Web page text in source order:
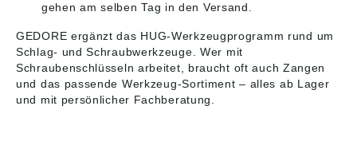
gehen am selben Tag in den Versand.
GEDORE ergänzt das HUG-Werkzeugprogramm rund um
Schlag- und Schraubwerkzeuge . Wer mit
Schraubenschlüsseln arbeitet, braucht oft auch Zangen
und das passende Werkzeug-Sortiment – alles ab Lager
und mit persönlicher Fachberatung.